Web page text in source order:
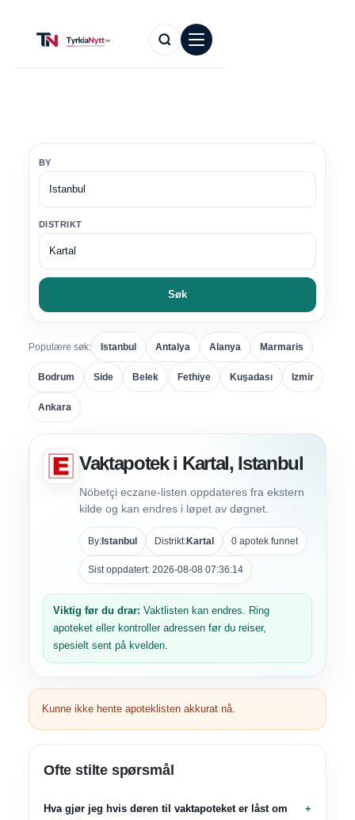
BY
DISTRIKT
Søk
Populære søk: Istanbul Antalya Alanya Marmaris
Bodrum Side Belek Fethiye Kuşadası Izmir
Ankara
Vaktapotek i Kartal, Istanbul
Nöbetçi eczane-listen oppdateres fra ekstern
kilde og kan endres i løpet av døgnet.
By: Istanbul Distrikt:Kartal 0 apotek funnet
Sist oppdatert: 2026-08-08 07:36:14
Viktig før du drar: Vaktlisten kan endres. Ring
apoteket eller kontroller adressen før du reiser,
spesielt sent på kvelden.
Kunne ikke hente apoteklisten akkurat nå.
Ofte stilte spørsmål
Hva gjør jeg hvis døren til vaktapoteket er låst om